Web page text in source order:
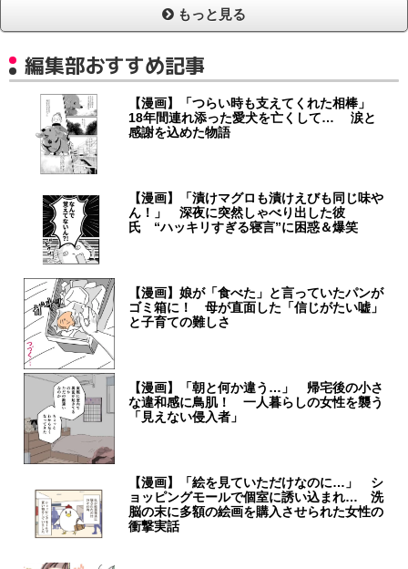
もっと見る
編集部おすすめ記事
【漫画】「つらい時も支えてくれた相棒」
18年間連れ添った愛犬を亡くして… 涙と
感謝を込めた物語
【漫画】「漬けマグロも漬けえびも同じ味や
ん！」 深夜に突然しゃべり出した彼
氏 “ハッキリすぎる寝言”に困惑＆爆笑
【漫画】娘が「食べた」と言っていたパンが
ゴミ箱に！ 母が直面した「信じがたい嘘」
と子育ての難しさ
【漫画】「朝と何か違う…」 帰宅後の小さ
な違和感に鳥肌！ 一人暮らしの女性を襲う
「見えない侵入者」
【漫画】「絵を見ていただけなのに…」 シ
ョッピングモールで個室に誘い込まれ… 洗
脳の末に多額の絵画を購入させられた女性の
衝撃実話